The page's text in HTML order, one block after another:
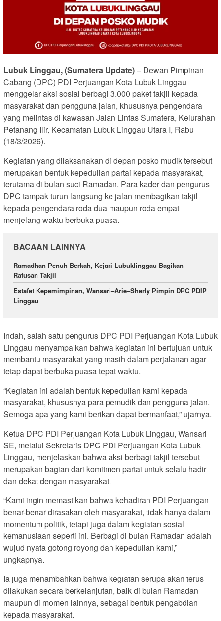
Lubuk Linggau, (Sumatera Update)– Dewan Pimpinan
Cabang (DPC) PDI Perjuangan Kota Lubuk Linggau
menggelar aksi sosial berbagi 3.000 paket takjil kepada
masyarakat dan pengguna jalan, khususnya pengendara
yang melintas di kawasan Jalan Lintas Sumatera, Kelurahan
Petanang Ilir, Kecamatan Lubuk Linggau Utara I, Rabu
(18/3/2026).
Kegiatan yang dilaksanakan di depan posko mudik tersebut
merupakan bentuk kepedulian partai kepada masyarakat,
terutama di bulan suci Ramadan. Para kader dan pengurus
DPC tampak turun langsung ke jalan membagikan takjil
kepada pengendara roda dua maupun roda empat
menjelang waktu berbuka puasa.
BACAAN LAINNYA
Ramadhan Penuh Berkah, Kejari Lubuklinggau Bagikan
Ratusan Takjil
Estafet Kepemimpinan, Wansari–Arie–Sherly Pimpin DPC PDIP
Linggau
Indah, salah satu pengurus DPC PDI Perjuangan Kota Lubuk
Linggau menyampaikan bahwa kegiatan ini bertujuan untuk
membantu masyarakat yang masih dalam perjalanan agar
tetap dapat berbuka puasa tepat waktu.
“Kegiatan ini adalah bentuk kepedulian kami kepada
masyarakat, khususnya para pemudik dan pengguna jalan.
Semoga apa yang kami berikan dapat bermanfaat,” ujarnya.
Ketua DPC PDI Perjuangan Kota Lubuk Linggau, Wansari
SE, melalui Sekretaris DPC PDI Perjuangan Kota Lubuk
Linggau, menjelaskan bahwa aksi berbagi takjil tersebut
merupakan bagian dari komitmen partai untuk selalu hadir
dan dekat dengan masyarakat.
“Kami ingin memastikan bahwa kehadiran PDI Perjuangan
benar-benar dirasakan oleh masyarakat, tidak hanya dalam
momentum politik, tetapi juga dalam kegiatan sosial
kemanusiaan seperti ini. Berbagi di bulan Ramadan adalah
wujud nyata gotong royong dan kepedulian kami,”
ungkapnya.
Ia juga menambahkan bahwa kegiatan serupa akan terus
dilakukan secara berkelanjutan, baik di bulan Ramadan
maupun di momen lainnya, sebagai bentuk pengabdian
kepada masyarakat.